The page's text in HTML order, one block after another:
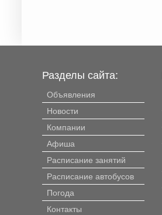
Разделы сайта:
Объявления
Новости
Компании
Афиша
Расписание занятий
Расписание автобусов
Погода
Контакты